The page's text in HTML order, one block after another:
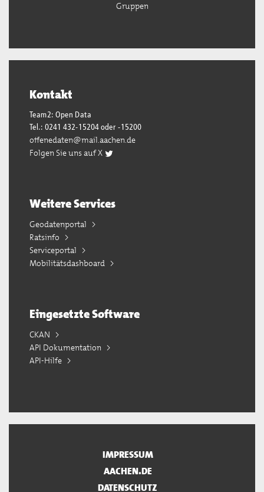
Gruppen
Kontakt
Team2: Open Data
Tel.: 0241 432-15204 oder -15200
offenedaten@mail.aachen.de
Folgen Sie uns auf X
Weitere Services
Geodatenportal
Ratsinfo
Serviceportal
Mobilitätsdashboard
Eingesetzte Software
CKAN
API Dokumentation
API-Hilfe
IMPRESSUM
AACHEN.DE
DATENSCHUTZ